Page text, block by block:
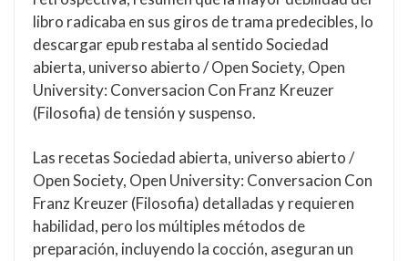
libro radicaba en sus giros de trama predecibles, lo
descargar epub restaba al sentido Sociedad
abierta, universo abierto / Open Society, Open
University: Conversacion Con Franz Kreuzer
(Filosofia) de tensión y suspenso.
Las recetas Sociedad abierta, universo abierto /
Open Society, Open University: Conversacion Con
Franz Kreuzer (Filosofia) detalladas y requieren
habilidad, pero los múltiples métodos de
preparación, incluyendo la cocción, aseguran un